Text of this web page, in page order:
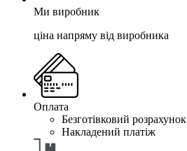
Ми виробник
ціна напряму від виробника
Оплата
Безготівковий розрахунок
Накладений платіж